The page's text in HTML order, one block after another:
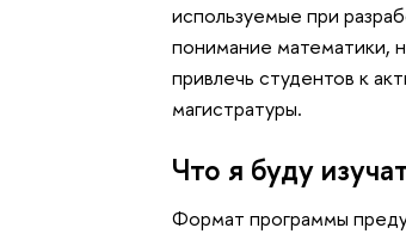
используемые при
понимание математики,
привлечь студентов к
магистратуры.
Что я буду
Формат программы